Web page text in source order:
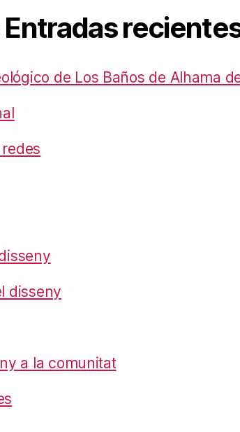
de Los Baños de Alhama
disseny
a la comunitat